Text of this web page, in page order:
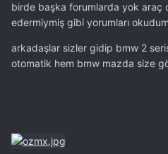
birde başka forumlarda yok araç
edermiymiş gibi yorumları okudum
arkadaşlar sizler gidip bmw 2
otomatik hem bmw mazda size